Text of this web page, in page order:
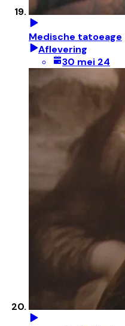
Medische tatoeage
Aflevering
30 mei 24